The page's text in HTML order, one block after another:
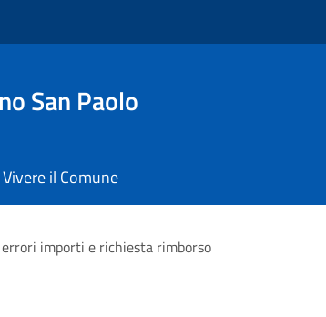
San Paolo
Vivere il Comune
importi e richiesta rimborso